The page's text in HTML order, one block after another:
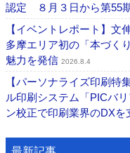
認定 ８月３日から第55
【イベントレポート】
多摩エリア初の「本づく
魅力を発信 2026.8.4
【パーソナライズ印刷
ル印刷システム「PICバ
ン校正で印刷業界のDXを